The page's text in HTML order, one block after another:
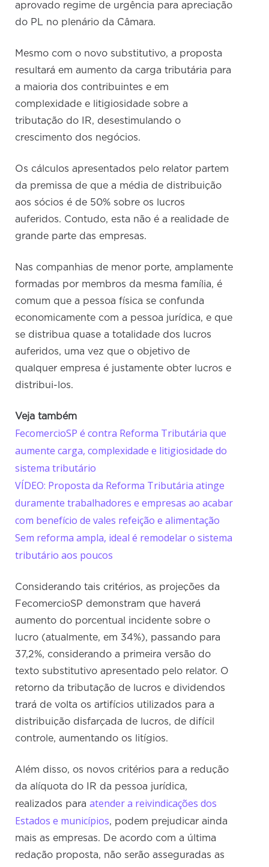
aprovado regime de urgência para apreciação
do PL no plenário da Câmara.
Mesmo com o novo substitutivo, a proposta
resultará em aumento da carga tributária para
a maioria dos contribuintes e em
complexidade e litigiosidade sobre a
tributação do IR, desestimulando o
crescimento dos negócios.
Os cálculos apresentados pelo relator partem
da premissa de que a média de distribuição
aos sócios é de 50% sobre os lucros
auferidos. Contudo, esta não é a realidade de
grande parte das empresas.
Nas companhias de menor porte, amplamente
formadas por membros da mesma família, é
comum que a pessoa física se confunda
economicamente com a pessoa jurídica, e que
se distribua quase a totalidade dos lucros
auferidos, uma vez que o objetivo de
qualquer empresa é justamente obter lucros e
distribui-los.
Veja também
FecomercioSP é contra Reforma Tributária que
aumente carga, complexidade e litigiosidade do
sistema tributário
VÍDEO: Proposta da Reforma Tributária atinge
duramente trabalhadores e empresas ao acabar
com benefício de vales refeição e alimentação
Sem reforma ampla, ideal é remodelar o sistema
tributário aos poucos
Considerando tais critérios, as projeções da
FecomercioSP demonstram que haverá
aumento do porcentual incidente sobre o
lucro (atualmente, em 34%), passando para
37,2%, considerando a primeira versão do
texto substitutivo apresentado pelo relator. O
retorno da tributação de lucros e dividendos
trará de volta os artifícios utilizados para a
distribuição disfarçada de lucros, de difícil
controle, aumentando os litígios.
Além disso, os novos critérios para a redução
da alíquota do IR da pessoa jurídica,
realizados paraatender a reivindicações dos
Estados e municípios, podem prejudicar ainda
mais as empresas. De acordo com a última
redação proposta, não serão asseguradas as